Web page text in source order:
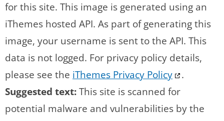
for this site. This image is generated using an
iThemes hosted API. As part of generating this
image, your username is sent to the API. This
data is not logged. For privacy policy details,
please see the iThemes Privacy Policy
.
Suggested text:This site is scanned for
potential malware and vulnerabilities by the